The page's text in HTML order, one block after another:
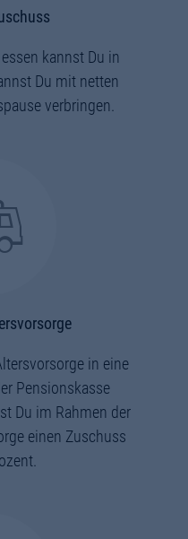
kannst Du in
Du mit netten
verbringen.
in eine
Pensionskasse
Du im Rahmen der
einen Zuschuss